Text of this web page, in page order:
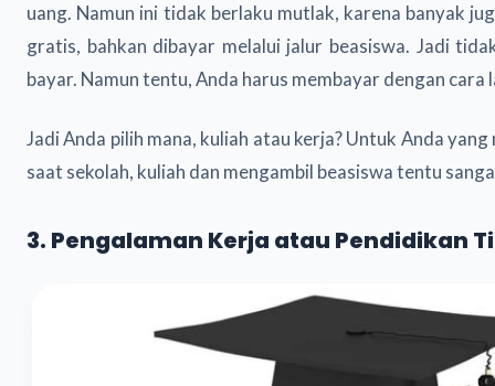
uang. Namun ini tidak berlaku mutlak, karena banyak
gratis, bahkan dibayar melalui jalur beasiswa. Jadi
bayar. Namun tentu, Anda harus membayar dengan
Jadi Anda pilih mana, kuliah atau kerja? Untuk Anda
saat sekolah, kuliah dan mengambil beasiswa tentu
3. Pengalaman Kerja atau Pendidikan